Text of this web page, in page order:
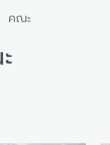
คณะ